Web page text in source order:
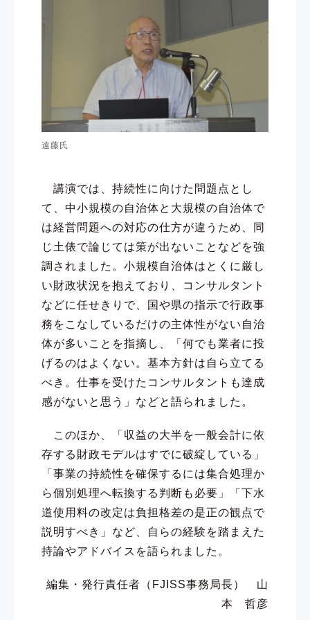
遠藤氏
講演では、持続性に向けた問題点とし
て、中小規模の自治体と大規模の自治体で
は経営問題への対応の仕方が違うため、同
じ土俵で論じては策が出ないことなどを強
調されました。小規模自治体はとくに厳し
い財政状況を抱えており、コンサルタント
などに任せきりで、国や県の指示で行政事
務をこなしているだけの主体性がない自治
体が多いことを指摘し、「何でも業者に投
げるのはよくない。基本方針は自ら立てる
べき。仕事を受けたコンサルタントも達成
感がないと思う」などと語られました。
このほか、「収益の大半を一般会計に依
存する財政モデルはすでに破綻している」
「事業の持続性を確保するには集合処理か
ら個別処理へ転換する判断も必要」「下水
道使用料の改定は負担格差の是正の観点で
説明すべき」など、自らの経験を踏まえた
持論やアドバイスを語られました。
編集・発行責任者（FJISS事務局長） 山
本 哲彦